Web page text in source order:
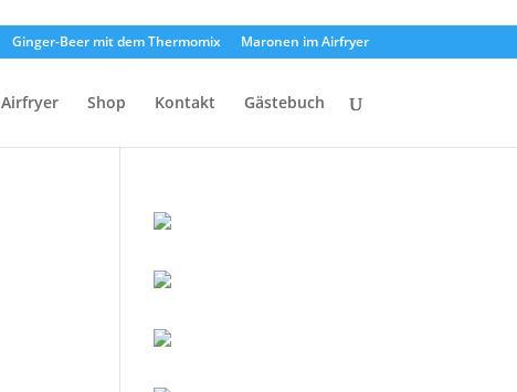
Ginger-Beer mit dem Thermomix Maronen im Airfryer
Airfryer Shop Kontakt Gästebuch